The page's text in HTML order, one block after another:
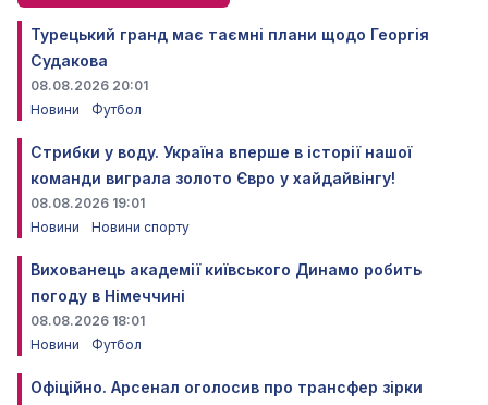
Турецький гранд має таємні плани щодо Георгія
Судакова
08.08.2026 20:01
Новини
Футбол
Стрибки у воду. Україна вперше в історії нашої
команди виграла золото Євро у хайдайвінгу!
08.08.2026 19:01
Новини
Новини спорту
Вихованець академії київського Динамо робить
погоду в Німеччині
08.08.2026 18:01
Новини
Футбол
Офіційно. Арсенал оголосив про трансфер зірки